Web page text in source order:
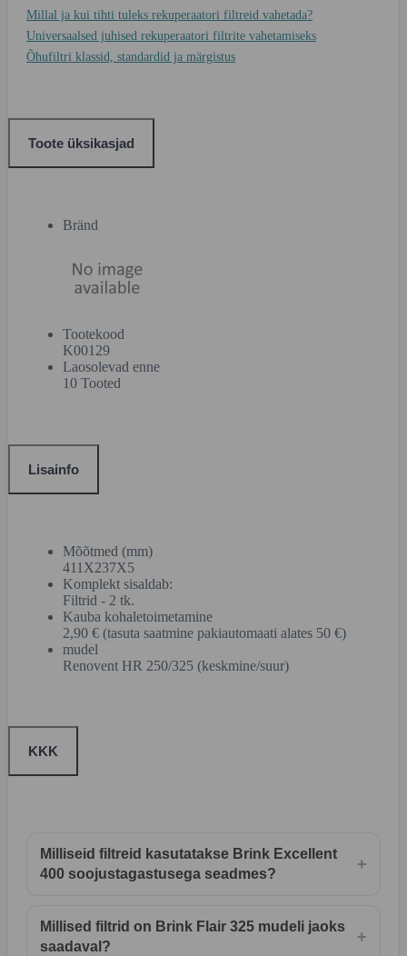
Millal ja kui tihti tuleks rekuperaatori filtreid vahetada?
Universaalsed juhised rekuperaatori filtrite vahetamiseks
Õhufiltri klassid, standardid ja märgistus
Toote üksikasjad
Bränd
Tootekood
K00129
Laosolevad enne
10 Tooted
Lisainfo
Mõõtmed (mm)
411X237X5
Komplekt sisaldab:
Filtrid - 2 tk.
Kauba kohaletoimetamine
2,90 € (tasuta saatmine pakiautomaati alates 50 €)
mudel
Renovent HR 250/325 (keskmine/suur)
KKK
Milliseid filtreid kasutatakse Brink Excellent
400 soojustagastusega seadmes?
+
Millised filtrid on Brink Flair 325 mudeli jaoks
saadaval?
+